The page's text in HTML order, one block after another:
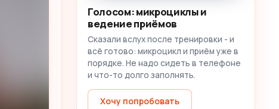
Голосом: микроциклы и
ведение приёмов
Сказали вслух после тренировки - и
всё готово: микроцикл и приём уже в
порядке. Не надо сидеть в телефоне
и что-то долго заполнять.
Хочу попробовать